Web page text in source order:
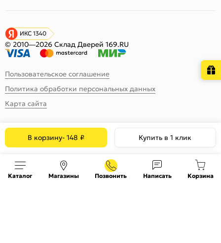
В корзину- 148 ₽ Купить в 1 клик
ИКС 1340
© 2010—2026 Склад Дверей 169.RU
Пользовательское соглашение
Политика обработки персональных данных
Карта сайта
Каталог Магазины Позвонить Написать Корзина